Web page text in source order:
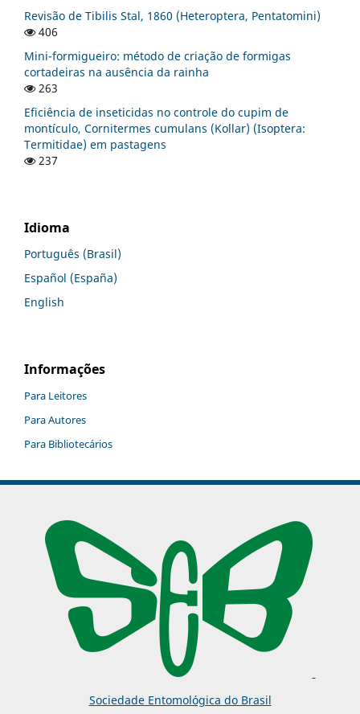
Revisão de Tibilis Stal, 1860 (Heteroptera, Pentatomini)
406
Mini-formigueiro: método de criação de formigas
cortadeiras na ausência da rainha
263
Eficiência de inseticidas no controle do cupim de
montículo, Cornitermes cumulans (Kollar) (Isoptera:
Termitidae) em pastagens
237
Idioma
Português (Brasil)
Español (España)
English
Informações
Para Leitores
Para Autores
Para Bibliotecários
Sociedade Entomológica do Brasil